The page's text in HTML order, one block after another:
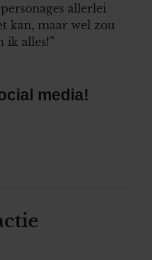
allerlei
kan, maar wel zou
ik alles!”
media!